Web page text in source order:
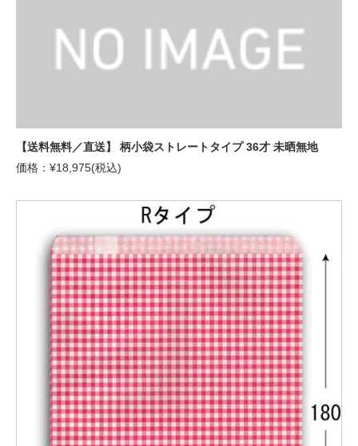
【送料無料／直送】 柄小袋ストレートタイプ 36才 未晒無地
価格：¥18,975(税込)